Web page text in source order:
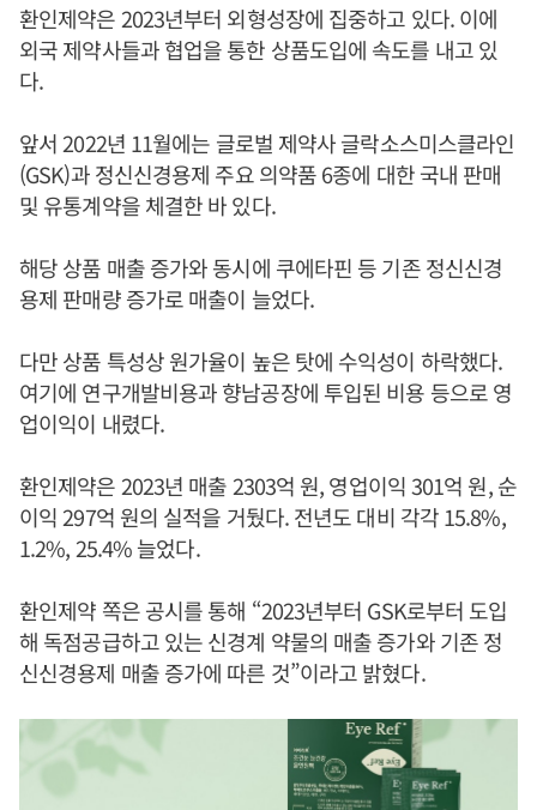
환인제약은 2023년부터 외형성장에 집중하고 있다. 이에
외국 제약사들과 협업을 통한 상품도입에 속도를 내고 있
다.
앞서 2022년 11월에는 글로벌 제약사 글락소스미스클라인
(GSK)과 정신신경용제 주요 의약품 6종에 대한 국내 판매
및 유통계약을 체결한 바 있다.
해당 상품 매출 증가와 동시에 쿠에타핀 등 기존 정신신경
용제 판매량 증가로 매출이 늘었다.
다만 상품 특성상 원가율이 높은 탓에 수익성이 하락했다.
여기에 연구개발비용과 향남공장에 투입된 비용 등으로 영
업이익이 내렸다.
환인제약은 2023년 매출 2303억 원, 영업이익 301억 원, 순
이익 297억 원의 실적을 거뒀다. 전년도 대비 각각 15.8%,
1.2%, 25.4% 늘었다.
환인제약 쪽은 공시를 통해 “2023년부터 GSK로부터 도입
해 독점공급하고 있는 신경계 약물의 매출 증가와 기존 정
신신경용제 매출 증가에 따른 것”이라고 밝혔다.